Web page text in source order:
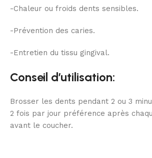
-Chaleur ou froids dents sensibles.
-Prévention des caries.
-Entretien du tissu gingival.
Conseil d’utilisation:
Brosser les dents pendant 2 ou 3
2 fois par jour préférence après
avant le coucher.